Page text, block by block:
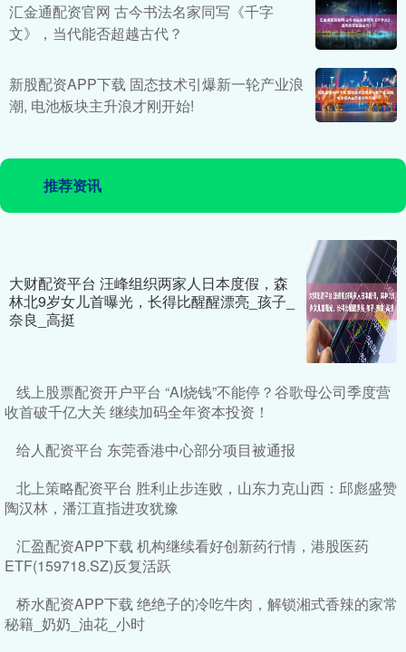
汇金通配资官网 古今书法名家同写《千字
文》，当代能否超越古代？
新股配资APP下载 固态技术引爆新一轮产业浪
潮, 电池板块主升浪才刚开始!
推荐资讯
大财配资平台 汪峰组织两家人日本度假，森
林北9岁女儿首曝光，长得比醒醒漂亮_孩子_
奈良_高挺
线上股票配资开户平台 “AI烧钱”不能停？谷歌母公司季度营
收首破千亿大关 继续加码全年资本投资！
给人配资平台 东莞香港中心部分项目被通报
北上策略配资平台 胜利止步连败，山东力克山西：邱彪盛赞
陶汉林，潘江直指进攻犹豫
汇盈配资APP下载 机构继续看好创新药行情，港股医药
ETF(159718.SZ)反复活跃
桥水配资APP下载 绝绝子的冷吃牛肉，解锁湘式香辣的家常
秘籍_奶奶_油花_小时